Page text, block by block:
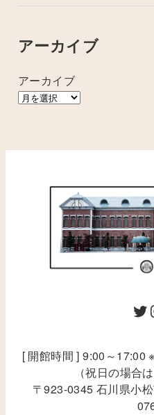
アーカイブ
アーカイブ
[ 開館時間 ] 9:00～17:00
（祝日の場合
〒923-0345 石川県小